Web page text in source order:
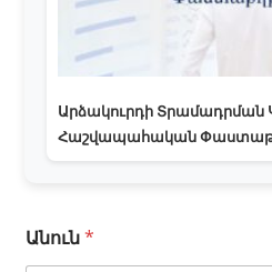
Արձակուրդի Տրամադրման
Հաշվապահական
Անուն*